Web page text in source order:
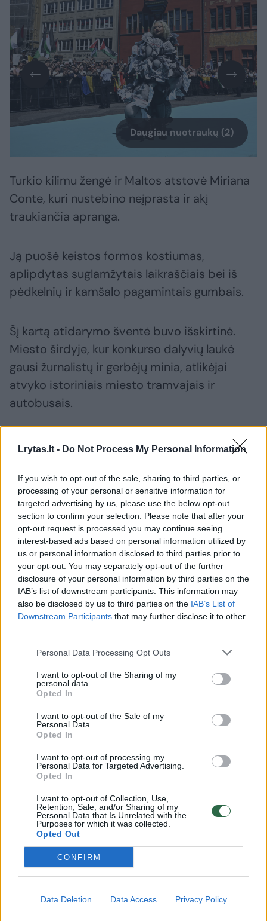
Lrytas.lt - Do Not Process My Personal Information
If you wish to opt-out of the sale, sharing to third parties, or
processing of your personal or sensitive information for
targeted advertising by us, please use the below opt-out
section to confirm your selection. Please note that after your
opt-out request is processed you may continue seeing
interest-based ads based on personal information utilized by
us or personal information disclosed to third parties prior to
your opt-out. You may separately opt-out of the further
disclosure of your personal information by third parties on the
IAB’s list of downstream participants. This information may
also be disclosed by us to third parties on the IAB’s List of
Downstream Participants that may further disclose it to other
Personal Data Processing Opt Outs
I want to opt-out of the Sharing of my
personal data.
Opted In
I want to opt-out of the Sale of my
Personal Data.
Opted In
I want to opt-out of processing my
Personal Data for Targeted Advertising.
Opted In
I want to opt-out of Collection, Use,
Retention, Sale, and/or Sharing of my
Personal Data that Is Unrelated with the
Purposes for which it was collected.
Opted Out
CONFIRM
Data Deletion Data Access Privacy Policy
Daugiau nuotraukų (2)
Turkio kilimu žengė ir Maltos atstovė Miriana
Conte, kuri nustebino neįprasta ir akį
traukiančia apranga.
Ją puošė keistos formos kostiumas,
aplipdytas suglamžytais laikraščiais bei iš
pėdkelnių ir kamšalo pagamintais gumbais.
Šį kartą atidarymo šventė buvo išskirtinė.
Miesto širdyje, kur konkurso dalyvių laukė
gausi žurnalistų ir gerbėjų minia, atlikėjai
atvyko istoriniais miesto tramvajais ir
autobusais.
Dainininkė Vilija Matačiūnaitė – apie
savęs paieškas, darbą nelegaliuose
vakarėliuose ir „Euroviziją“
Šalia turkio spalva pažymėtų linijų, kuriomis
riedėjo tramvajuose įsitaisę konkurso dalyviai
rikiavosi tūkstančiai žmonių.
pasistengė – rinkosi ryškius drabužius,
mojavo įvairiomis vėliavomis, tarp kurių
plevėsavo LGBTQ+ ir Palestinos simboliai.
Susiję straipsniai